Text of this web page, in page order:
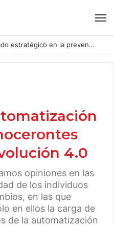
Inteligencia Artificial: Un aliado estratégico en la prevención del acoso y la violencia laboral bajo la Ley Karin
4.0
opiniones en las
de los individuos
en las que
en ellos la carga de
de la automatización